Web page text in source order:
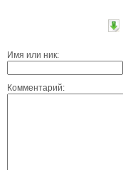
Имя или ник:
Комментарий: